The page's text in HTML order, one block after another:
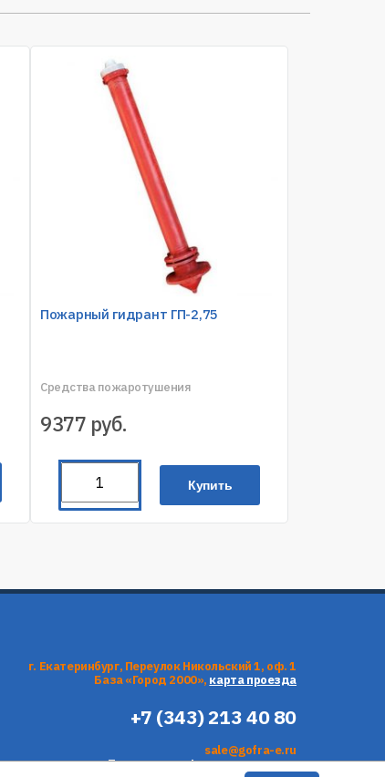
Пожарный гидрант ГП-2,75
Средства пожаротушения
9377 руб.
Купить
г. Екатеринбург, Переулок Никольский 1, оф. 1
База «Город 2000», карта проезда
+7 (343) 213 40 80
sale@gofra-e.ru
Политика конфиденциальности